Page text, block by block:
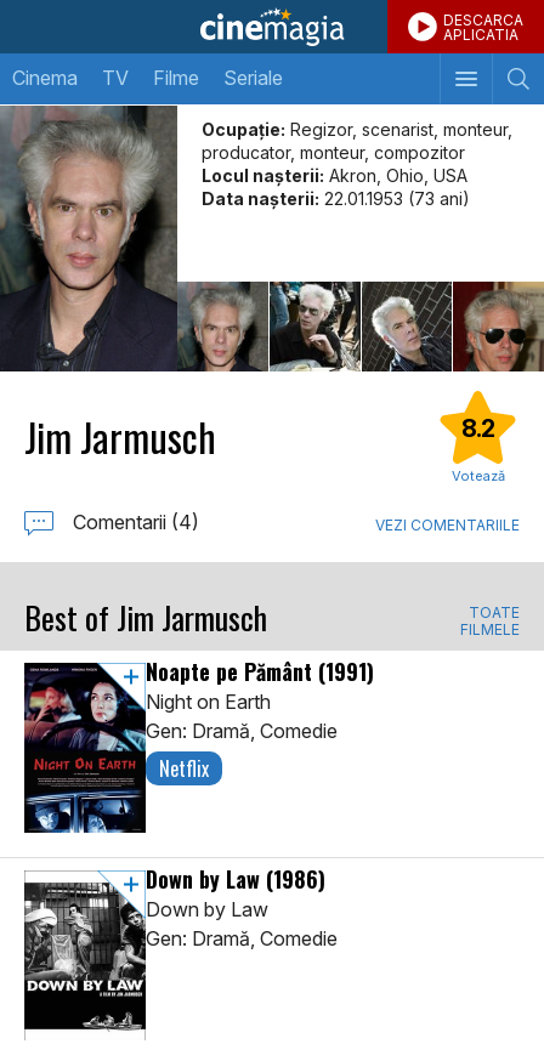
DESCARCA
APLICATIA
Cinema TV Filme Seriale
Ocupație: Regizor, scenarist, monteur,
producator, monteur, compozitor
Locul naşterii: Akron, Ohio, USA
Data naşterii: 22.01.1953 (73 ani)
Jim Jarmusch 8.2
Votează
Comentarii (4) VEZI COMENTARIILE
Best of Jim Jarmusch
TOATE
FILMELE
Noapte pe Pământ (1991)
Night on Earth
Gen: Dramă, Comedie
Netflix
Down by Law (1986)
Down by Law
Gen: Dramă, Comedie